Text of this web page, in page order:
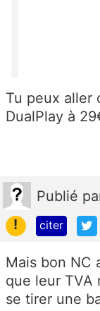
Tu peux aller
DualPlay à
Publié
!
citer
Mais bon NC
que leur TVA
se tirer une